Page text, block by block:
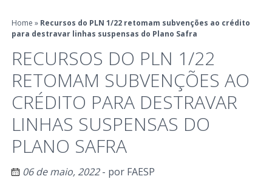
Home » Recursos do PLN 1/22 retomam subvenções ao crédito
para destravar linhas suspensas do Plano Safra
RECURSOS DO PLN 1/22
RETOMAM SUBVENÇÕES AO
CRÉDITO PARA DESTRAVAR
LINHAS SUSPENSAS DO
PLANO SAFRA
06 de maio, 2022- por FAESP